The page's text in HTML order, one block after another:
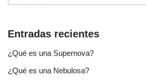
Entradas recientes
¿Qué es una Supernova?
¿Qué es una Nebulosa?